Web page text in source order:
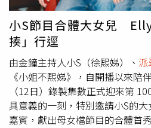
未公布槍手身分及犯案動機等相
汽車維修廠員工門迪亞斯（
社》表示，事發時現場至少傳出
人。德州副州長
表示，德州民眾對這起槍擊事件
害者、家屬及第一線救援人員祈
蘭首次遭遇重大槍擊事件。
槍擊案，一名遭解雇的油田服務
及鄰近的敖德薩地區隨機開槍，
小S節目合體大女兒
揍」行逕
由金鐘主持人小S（徐熙娣）、 派
《小姐不熙娣》，自開播以來陪
（12日）錄製集數正式迎來第
具意義的一刻，特別邀請小S的
嘉賓，獻出母女檔節目的合體首